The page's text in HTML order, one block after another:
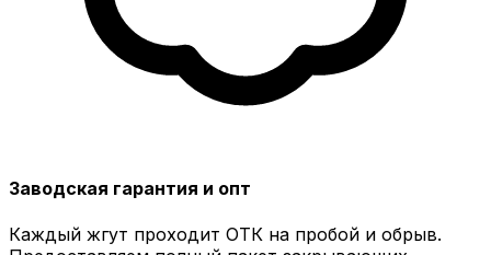
Заводская гарантия и опт
Каждый жгут проходит ОТК на пробой и обрыв.